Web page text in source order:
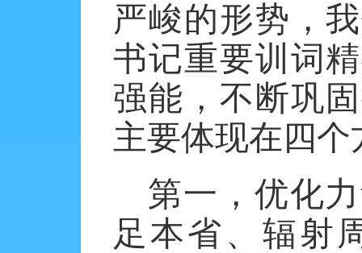
严峻的形势，
书记重要训词
强能，不断巩
主要体现在四个
第一，优化
足本省、辐射